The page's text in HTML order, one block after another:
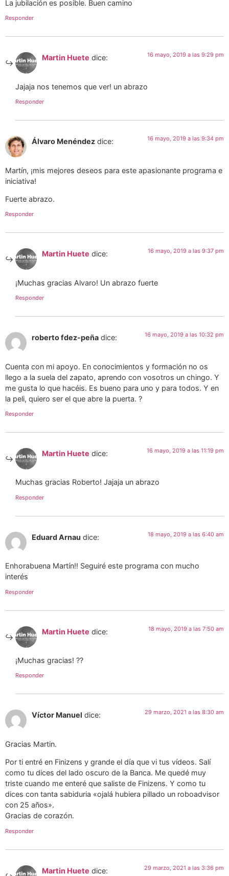
La jubilación es posible. Buen camino
Responder
Martin Huete dice: 16 mayo, 2019 a las 9:29 pm
Jajaja nos tenemos que ver! un abrazo
Responder
Álvaro Menéndez dice: 16 mayo, 2019 a las 9:34 pm
Martín, ¡mis mejores deseos para este apasionante programa e
iniciativa!
Fuerte abrazo.
Responder
Martin Huete dice: 16 mayo, 2019 a las 9:37 pm
¡Muchas gracias Alvaro! Un abrazo fuerte
Responder
roberto fdez-peña dice: 16 mayo, 2019 a las 10:32 pm
Cuenta con mi apoyo. En conocimientos y formación no os
llego a la suela del zapato, aprendo con vosotros un chingo. Y
me gusta lo que hacéis. Es bueno para uno y para todos. Y en
la peli, quiero ser el que abre la puerta. ?
Responder
Martin Huete dice: 16 mayo, 2019 a las 11:19 pm
Muchas gracias Roberto! Jajaja un abrazo
Responder
Eduard Arnau dice: 18 mayo, 2019 a las 6:40 am
Enhorabuena Martín!! Seguiré este programa con mucho
interés
Responder
Martin Huete dice: 18 mayo, 2019 a las 7:50 am
¡Muchas gracias! ??
Responder
Víctor Manuel dice: 29 marzo, 2021 a las 8:30 am
Gracias Martin.
Por ti entré en Finizens y grande el día que vi tus vídeos. Salí
como tu dices del lado oscuro de la Banca. Me quedé muy
triste cuando me enteré que saliste de Finizens. Y como tu
dices con tanta sabiduria «ojalá hubiera pillado un roboadvisor
con 25 años».
Gracias de corazón.
Responder
Martin Huete dice: 29 marzo, 2021 a las 3:36 pm